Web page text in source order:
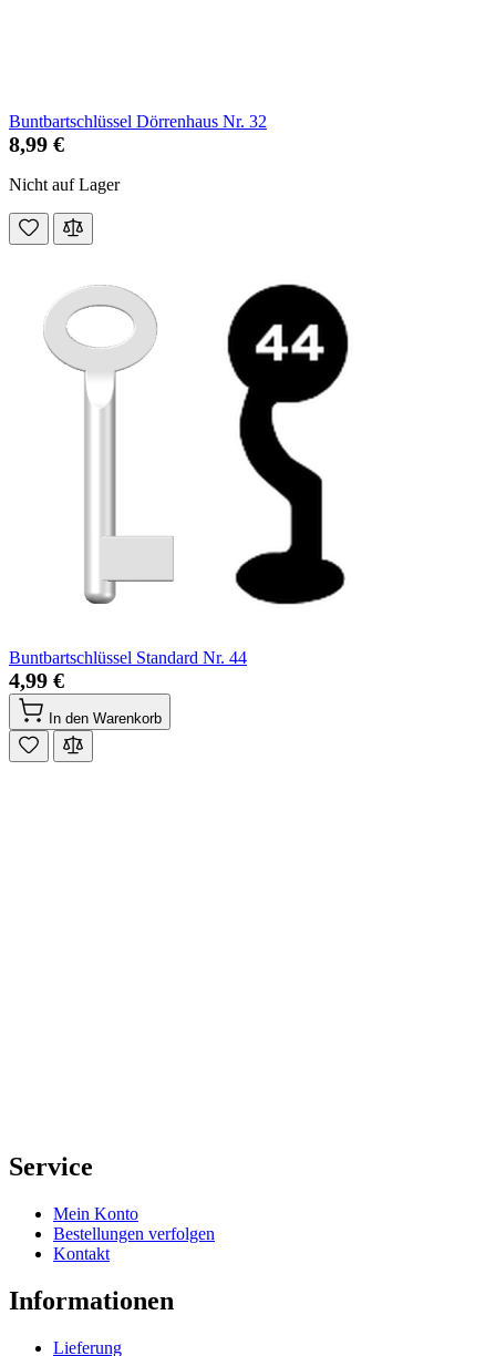
Buntbartschlüssel Dörrenhaus Nr. 32
8,99 €
Nicht auf Lager
Buntbartschlüssel Standard Nr. 44
4,99 €
In den Warenkorb
Service
Mein Konto
Bestellungen verfolgen
Kontakt
Informationen
Lieferung